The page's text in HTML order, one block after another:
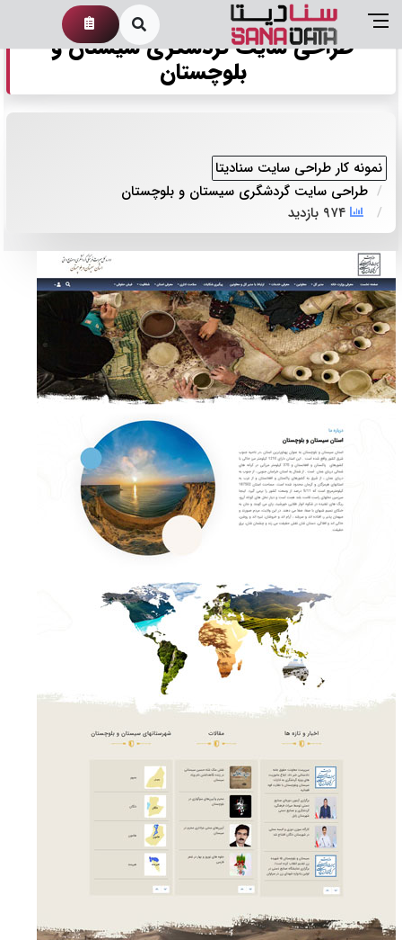
طراحی سایت گردشگری سیستان و
بلوچستان
نمونه کار طراحی سایت سنادیتا
طراحی سایت گردشگری سیستان و بلوچستان
۹۷۴ بازدید